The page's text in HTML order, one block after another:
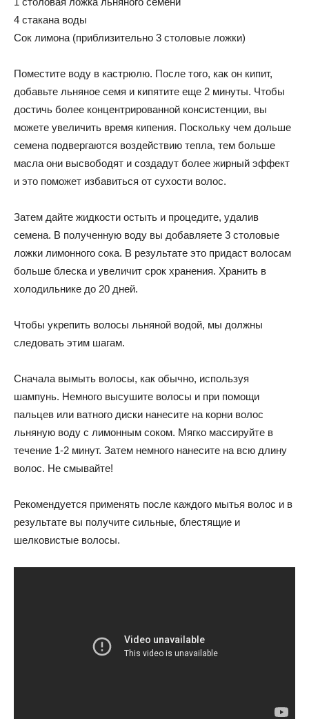
4 стакана воды
Сок лимона (приблизительно 3 столовые ложки)
Поместите воду в кастрюлю. После того, как он кипит,
добавьте льняное семя и кипятите еще 2 минуты. Чтобы
достичь более концентрированной консистенции, вы
можете увеличить время кипения. Поскольку чем дольше
семена подвергаются воздействию тепла, тем больше
масла они высвободят и создадут более жирный эффект
и это поможет избавиться от сухости волос.
Затем дайте жидкости остыть и процедите, удалив
семена. В полученную воду вы добавляете 3 столовые
ложки лимонного сока. В результате это придаст волосам
больше блеска и увеличит срок хранения. Хранить в
холодильнике до 20 дней.
Чтобы укрепить волосы льняной водой, мы должны
следовать этим шагам.
Сначала вымыть волосы, как обычно, используя
шампунь. Немного высушите волосы и при помощи
пальцев или ватного диски нанесите на корни волос
льняную воду с лимонным соком. Мягко массируйте в
течение 1-2 минут. Затем немного нанесите на всю длину
волос. Не смывайте!
Рекомендуется применять после каждого мытья волос и в
результате вы получите сильные, блестящие и
шелковистые волосы.